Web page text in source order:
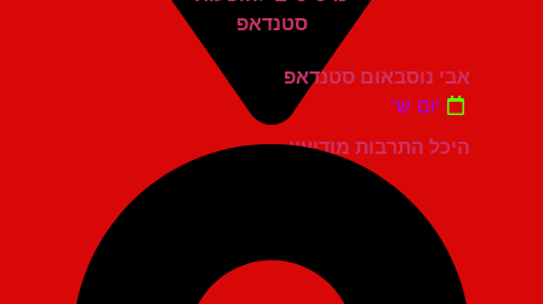
היכל התרבות מודיעין
אבי נוסבאום סטנדאפ
יום ש'